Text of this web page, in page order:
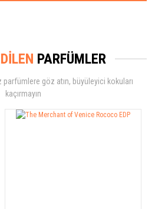
PARFÜMLER
göz atın, büyüleyici kokuları
kaçırmayın